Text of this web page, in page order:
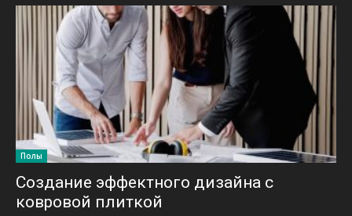
Полы
Создание эффектного дизайна с
ковровой плиткой